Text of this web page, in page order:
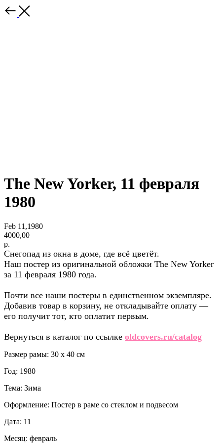
The New Yorker, 11 февраля
1980
Feb 11,1980
4000,00
р.
Снегопад из окна в доме, где всё цветёт.
Наш постер из оригинальной обложки The New Yorker
за 11 февраля 1980 года.
Почти все наши постеры в единственном экземпляре.
Добавив товар в корзину, не откладывайте оплату —
его получит тот, кто оплатит первым.
Вернуться в каталог по ссылке oldcovers.ru/catalog
Размер рамы: 30 x 40 см
Год: 1980
Тема: Зима
Оформление: Постер в раме со стеклом и подвесом
Дата: 11
Месяц: февраль